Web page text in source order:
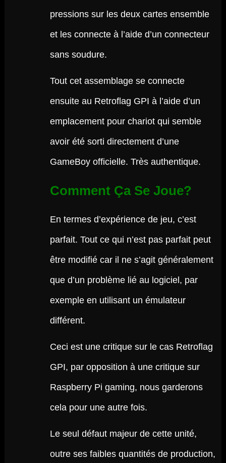
pressions sur les deux cartes ensemble
et les connecte à l’aide d’un connecteur
sans soudure.
Tout cet assemblage se connecte
ensuite au Retroflag GPI à l’aide d’un
emplacement pour chariot qui semble
avoir été sorti directement d’une
GameBoy officielle. Très authentique.
Comment Ça Se Joue?
En termes d’expérience de jeu, c’est
parfait. Tout ce qui n’est pas parfait peut
être modifié car il ne s’agit généralement
que d’un problème lié au logiciel, par
exemple en utilisant un émulateur
différent.
Ceci est une critique sur le cas Retroflag
GPI, par opposition à une critique sur
Raspberry Pi gaming, nous garderons
cela pour une autre fois.
Le seul défaut majeur de cette unité,
outre ses faibles quantités de production,